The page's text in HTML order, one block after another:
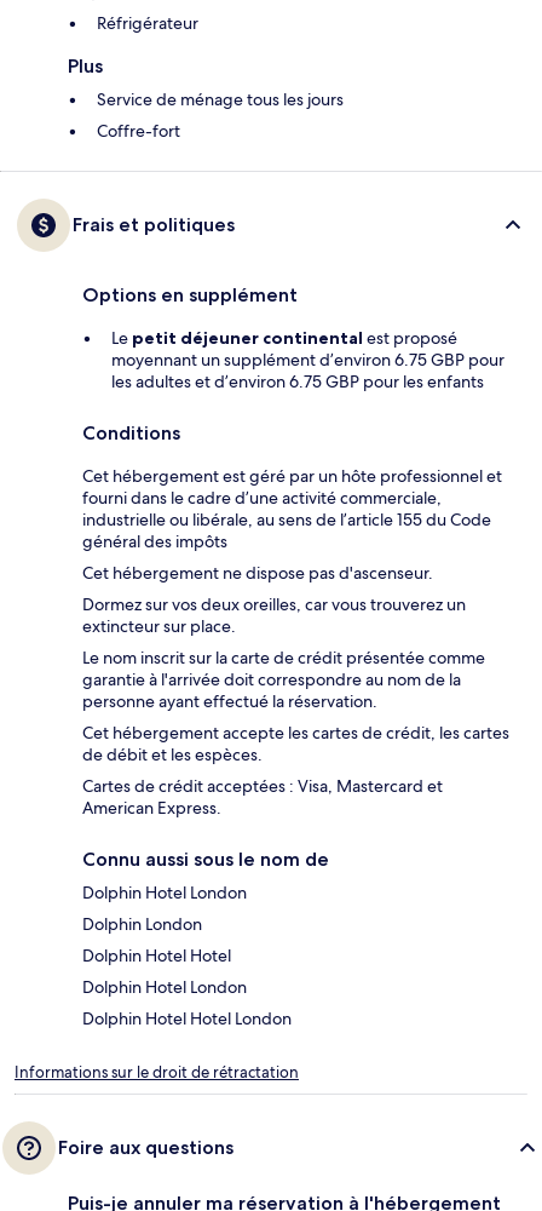
Réfrigérateur
Plus
Service de ménage tous les jours
Coffre-fort
Frais et politiques
Options en supplément
Le petit déjeuner continental est proposé
moyennant un supplément d’environ 6.75 GBP pour
les adultes et d’environ 6.75 GBP pour les enfants
Conditions
Cet hébergement est géré par un hôte professionnel et
fourni dans le cadre d’une activité commerciale,
industrielle ou libérale, au sens de l’article 155 du Code
général des impôts
Cet hébergement ne dispose pas d'ascenseur.
Dormez sur vos deux oreilles, car vous trouverez un
extincteur sur place.
Le nom inscrit sur la carte de crédit présentée comme
garantie à l'arrivée doit correspondre au nom de la
personne ayant effectué la réservation.
Cet hébergement accepte les cartes de crédit, les cartes
de débit et les espèces.
Cartes de crédit acceptées : Visa, Mastercard et
American Express.
Connu aussi sous le nom de
Dolphin Hotel London
Dolphin London
Dolphin Hotel Hotel
Dolphin Hotel London
Dolphin Hotel Hotel London
Informations sur le droit de rétractation
Foire aux questions
Puis-je annuler ma réservation à l'hébergement